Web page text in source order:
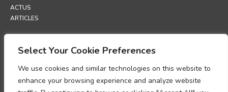
Select Your Cookie Preferences
We use cookies and similar technologies on this website to
enhance your browsing experience and analyze website
ACTUS
ARTICLES
PORTAIL TECHNIQUE
POLITIQUES